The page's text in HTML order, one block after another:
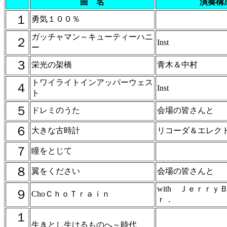
曲 名 演奏構
１ 勇気１００％
２
ガッチャマン～キューティーハニ
ー
Inst
３ 栄光の架橋 青木＆中村
４
トワイライトインアッパーウェス
ト
Inst
５ ドレミのうた 会場の皆さんと
６ 大きな古時計 リコーダ＆エレク
７ 瞳をとじて
８ 翼をください 会場の皆さんと
９ ChoＣｈｏＴｒａｉｎ
with Ｊｅｒｒｙ
ｒ．
１
生きとし生けるものへ～時代